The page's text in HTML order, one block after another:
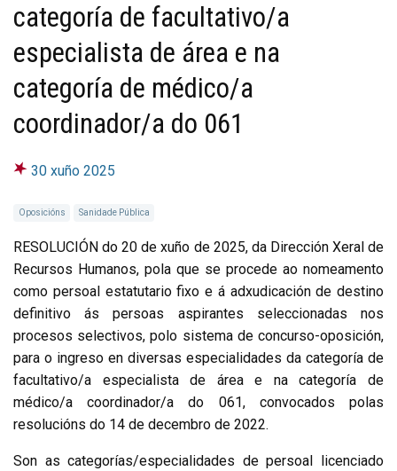
categoría de facultativo/a
especialista de área e na
categoría de médico/a
coordinador/a do 061
30 xuño 2025
Oposicións Sanidade Pública
RESOLUCIÓN do 20 de xuño de 2025, da Dirección Xeral de
Recursos Humanos, pola que se procede ao nomeamento
como persoal estatutario fixo e á adxudicación de destino
definitivo ás persoas aspirantes seleccionadas nos
procesos selectivos, polo sistema de concurso-oposición,
para o ingreso en diversas especialidades da categoría de
facultativo/a especialista de área e na categoría de
médico/a coordinador/a do 061, convocados polas
resolucións do 14 de decembro de 2022.
Son as categorías/especialidades de persoal licenciado